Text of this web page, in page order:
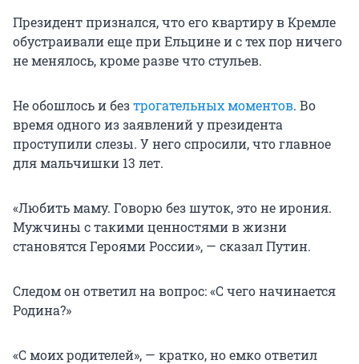
Президент признался, что его квартиру в Кремле
обустраивали еще при Ельцине и с тех пор ничего
не менялось, кроме разве что стульев.
Не обошлось и безтрогательных моментов. Во
время одного из заявлений у президента
проступили слезы. У него спросили, что главное
для мальчишки 13 лет.
«Любить маму. Говорю без шуток, это не ирония.
Мужчины с такими ценностями в жизни
становятся Героями России», — сказал Путин.
Следом он ответил на вопрос: «С чего начинается
Родина?»
«С моих родителей», — кратко, но емко ответил